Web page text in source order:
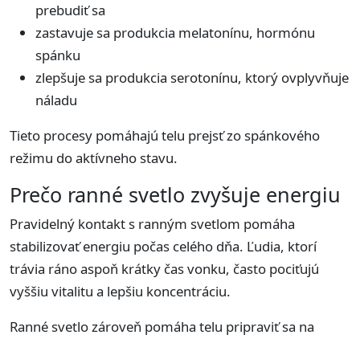
prebudiť sa
zastavuje sa produkcia melatonínu, hormónu
spánku
zlepšuje sa produkcia serotonínu, ktorý ovplyvňuje
náladu
Tieto procesy pomáhajú telu prejsť zo spánkového
režimu do aktívneho stavu.
Prečo ranné svetlo zvyšuje energiu
Pravidelný kontakt s ranným svetlom pomáha
stabilizovať energiu počas celého dňa. Ľudia, ktorí
trávia ráno aspoň krátky čas vonku, často pociťujú
vyššiu vitalitu a lepšiu koncentráciu.
Ranné svetlo zároveň pomáha telu pripraviť sa na